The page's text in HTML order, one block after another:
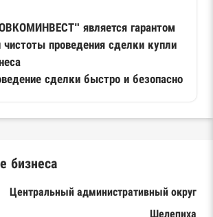
является гарантом
проведения сделки купли
сделки быстро и безопасно
бизнеса
Центральный административный округ
Шелепиха